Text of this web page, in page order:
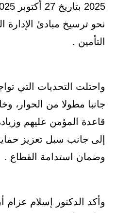
نحو ترسيخ مبادئ
التأمين .
واحتلت التحديات التي
جانبا مطولا من الحوار،
قاعدة المؤمن عليهم
إلى جانب سبل تعزيز
وضمان استدامة القطاع .
وأكد الدكتور إسلام عزام